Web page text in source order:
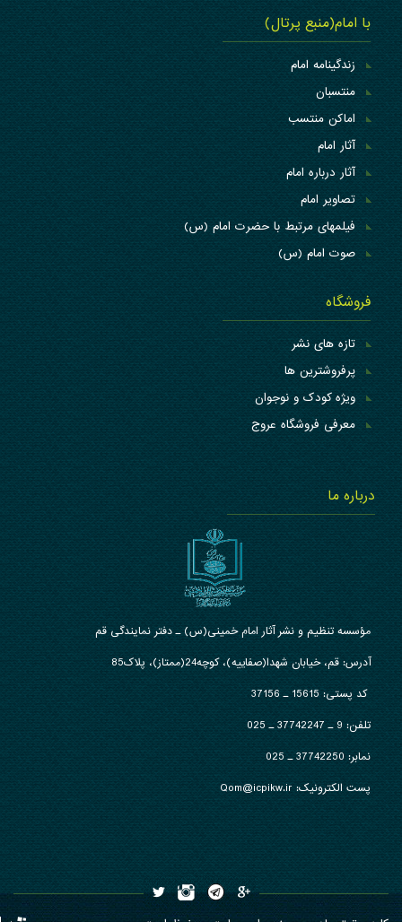
با امام(منبع پرتال)
زندگینامه امام
منتسبان
اماکن منتسب
آثار امام
آثار درباره امام
تصاویر امام
فیلمهای مرتبط با حضرت امام (س)
صوت امام (س)
فروشگاه
تازه های نشر
پرفروشترین ها
ویژه کودک و نوجوان
معرفی فروشگاه عروج
درباره ما
مؤسسه تنظیم و نشر آثار امام خمینی(س) ـ دفتر نمایندگی قم
آدرس: قم، خیابان شهدا(صفاییه)، کوچه24(ممتاز)، پلاک85
کد پستی: 15615 ـ 37156
تلفن:9 ـ 37742247 ـ 025
نمابر:
پست الکترونیک: Qom@icpikw.ir